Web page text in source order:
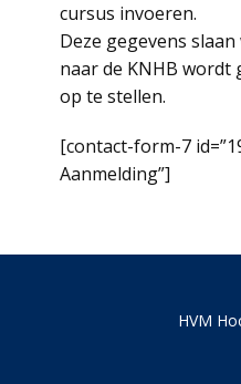
cursus invoeren.
Deze gegevens
naar de KNHB wordt
op te stellen.
[contact-form-7
Aanmelding”]
HVM